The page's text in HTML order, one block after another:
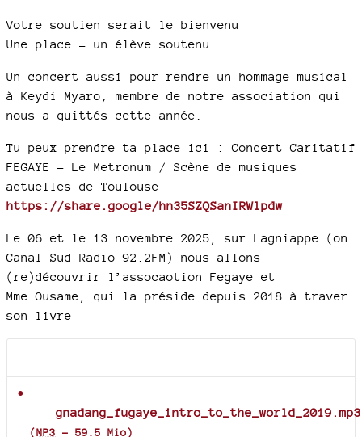
Votre soutien serait le bienvenu
Une place = un élève soutenu
Un concert aussi pour rendre un hommage musical
à Keydi Myaro, membre de notre association qui
nous a quittés cette année.
Tu peux prendre ta place ici : Concert Caritatif
FEGAYE - Le Metronum / Scène de musiques
actuelles de Toulouse
https://share.google/hn35SZQSanIRWlpdw
Le 06 et le 13 novembre 2025, sur Lagniappe (on
Canal Sud Radio 92.2FM) nous allons
(re)découvrir l’assocaotion Fegaye et
Mme Ousame, qui la préside depuis 2018 à traver
son livre
gnadang_fugaye_intro_to_the_world_2019.mp3
(MP3 - 59.5 Mio)